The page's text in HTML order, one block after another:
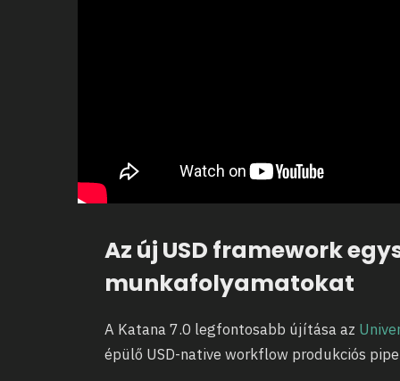
Az új USD framework
munkafolyamatokat
A Katana 7.0 legfontosabb újítása az
épülő USD-native workflow produkciós